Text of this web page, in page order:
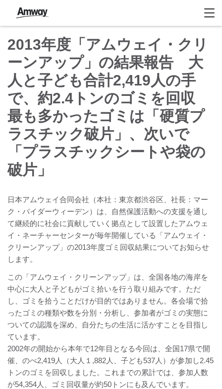
2013年度「アムウェイ・クリ
ーンアップ」の結果報告 大
人と子ども合計2,419人の手
で、約2.4トンのゴミを回収
最も多かったゴミは「硬質プ
ラスチック破片」、次いで
「プラスチックシートや袋の
破片」
日本アムウェイ合同会社（本社：東京都渋谷区、社長：マー
ク・バイダーウィーデン）は、自然保護活動への支援を通し
て継続的に社会に貢献していく拠点として設置したアムウェ
イ・ネーチャーセンターが毎年開催している「アムウェイ・
クリーンアップ」の2013年度ゴミ回収結果についてお知らせ
します。
この「アムウェイ・クリーンアップ」は、全国各地の海岸を
中心に大人と子どもがゴミ拾いを行う取り組みです。ただ
し、ゴミを拾うことだけが目的ではありません。各会場で拾
ったゴミの種類や数を分別・分析し、参加者がゴミの実態に
ついての認識を深め、自分たちの生活に活かすことを目指し
ています。
2002年の開始から本年で12年目となる今回は、全国17県で開
催、のべ2,419人（大人１,882人、子ども537人）が参加し2.45
トンのゴミを回収しました。これまでの累計では、参加人数
が54,354人、ゴミ回収量が約50トンにも及んでいます。